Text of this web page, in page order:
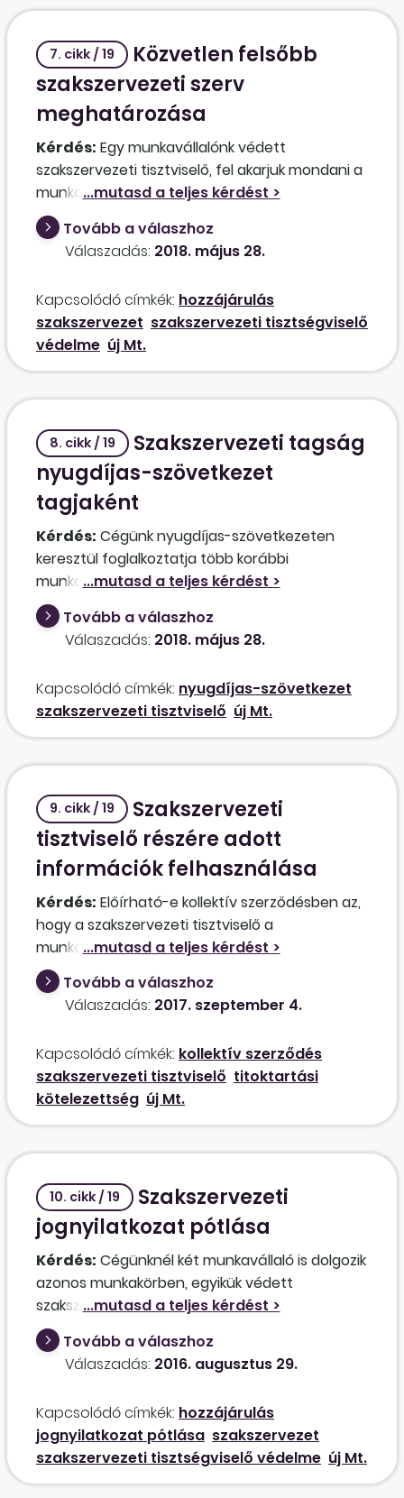
7. cikk / 19
Közvetlen felsőbb
szakszervezeti szerv
meghatározása
Kérdés: Egy munkavállalónk védett
szakszervezeti tisztviselő, fel akarjuk mondani a
munkaviszonyát. A szakszervezetet
megkerestük a hozzájárulás megadása
érdekében, de azt a választ kaptuk, hogy nem
ők az illetékes szerv, hanem a szakszervezeti
jelezték, hogy a maguk részéről nem járulnak
hozzá a felmondáshoz. Ebben az esetben
végül is kitől kell kérni a hozzájárulás
megadását, illetve kit kell perelni?
Tovább a válaszhoz
Válaszadás: 2018. május 28.
Kapcsolódó címkék: hozzájárulás
szakszervezet szakszervezeti tisztségviselő
védelme új Mt.
8. cikk / 19
Szakszervezeti tagság
nyugdíjas-szövetkezet
tagjaként
Kérdés: Cégünk nyugdíjas-szövetkezeten
keresztül foglalkoztatja több korábbi
munkavállalóját. Egyikük szakszervezeti védett
tisztségviselő volt, és ez a státusza
fennmaradt. "Bizalmiként" továbbra is eljárhat?
Tovább a válaszhoz
Válaszadás: 2018. május 28.
Kapcsolódó címkék: nyugdíjas-szövetkezet
szakszervezeti tisztviselő új Mt.
9. cikk / 19
Szakszervezeti
tisztviselő részére adott
információk felhasználása
Kérdés: Előírható-e kollektív szerződésben az,
hogy a szakszervezeti tisztviselő a
munkáltatótól kapott információkat általános
jelleggel köteles teljes titokban tartani, és azt
harmadik személyek felé semmilyen formában
nem kommunikálhatja?
Tovább a válaszhoz
Válaszadás: 2017. szeptember 4.
Kapcsolódó címkék: kollektív szerződés
szakszervezeti tisztviselő titoktartási
kötelezettség új Mt.
10. cikk / 19
Szakszervezeti
jognyilatkozat pótlása
Kérdés: Cégünknél két munkavállaló is dolgozik
azonos munkakörben, egyikük védett
szakszervezeti tisztviselő. Utóbbi év eleje óta
gyakorlatilag nem dolgozik, a teljes
munkaidejére nézve kikérték a szakszervezeti
munkaidő-kedvezményt. A munkakört a
munkavállaló is elég lesz a feladatok ellátására.
Ebben az esetben felmondhatunk-e a
szakszervezeti tisztviselőnek, aki egyébként
kevesebb gyakorlattal rendelkezik, és a másik
Tovább a válaszhoz
Válaszadás: 2016. augusztus 29.
Kapcsolódó címkék: hozzájárulás
jognyilatkozat pótlása szakszervezet
szakszervezeti tisztségviselő védelme új Mt.